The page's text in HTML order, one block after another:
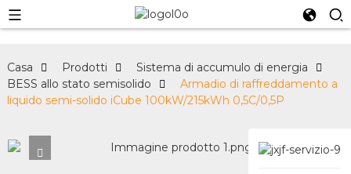
Casa Prodotti
Sistema di accumulo di energia
BESS allo stato semisolido
Armadio di raffreddamento a
liquido semi-solido iCube 100kW/215kWh 0,5C/0,5P